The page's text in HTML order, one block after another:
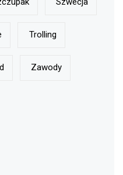
Trolling
Zawody